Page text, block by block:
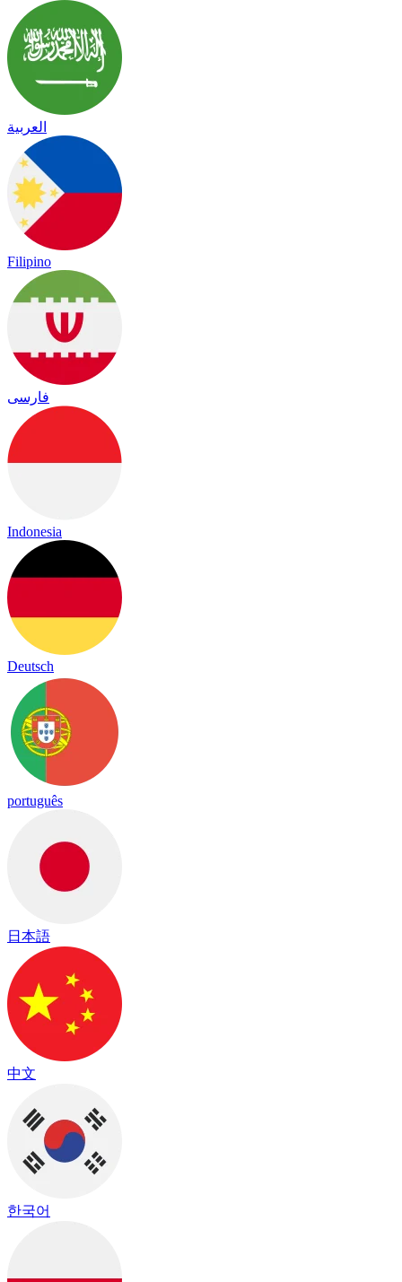
العربية
Filipino
فارسی
Indonesia
Deutsch
português
日本語
中文
한국어